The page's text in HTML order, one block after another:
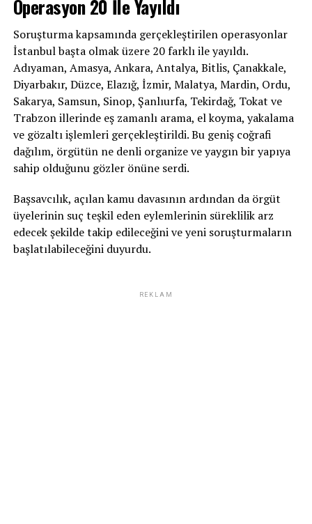
Operasyon 20 İle Yayıldı
Soruşturma kapsamında gerçekleştirilen operasyonlar
İstanbul başta olmak üzere 20 farklı ile yayıldı.
Adıyaman, Amasya, Ankara, Antalya, Bitlis, Çanakkale,
Diyarbakır, Düzce, Elazığ, İzmir, Malatya, Mardin, Ordu,
Sakarya, Samsun, Sinop, Şanlıurfa, Tekirdağ, Tokat ve
Trabzon illerinde eş zamanlı arama, el koyma, yakalama
ve gözaltı işlemleri gerçekleştirildi. Bu geniş coğrafi
dağılım, örgütün ne denli organize ve yaygın bir yapıya
sahip olduğunu gözler önüne serdi.
Başsavcılık, açılan kamu davasının ardından da örgüt
üyelerinin suç teşkil eden eylemlerinin süreklilik arz
edecek şekilde takip edileceğini ve yeni soruşturmaların
başlatılabileceğini duyurdu.
REKLAM